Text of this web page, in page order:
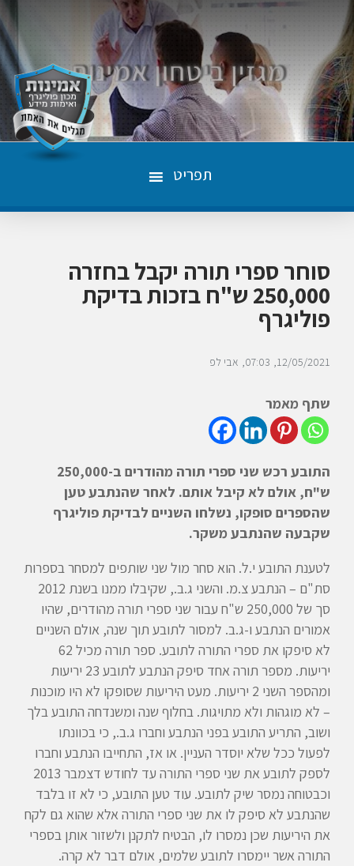
תפריט
סוחר ספרי תורה יקבל בחזרה
250,000 ש"ח בזכות בדיקת
פוליגרף
12/05/2021
07:03 אבי לפ
שתף מאמר
התובע רכש שני ספרי תורה מהודרים ב-250,000
ש"ח, אולם לא קיבל אותם. לאחר שהנתבע טען
שהספרים סופקו, נשלחו השניים לבדיקת פוליגרף
שקבעה שהנתבע משקר.
לטענת התובע י.ל. הוא סחר מול שני שותפים למסחר בספרות
סת"ם – הנתבע צ.מ. והשני ג.ב., שקיבלו ממנו בשנת 2012
סך של 250,000 ש"ח עבור שני ספרי תורה מהודרים, שהיו
אמורים הנתבע ו-ג.ב. למסור לתובע תוך שנה, אולם השניים
לא סיפקו את ספרי התורה לתובע. ספר תורה מכיל 62
יריעות. מספר תורה אחד סיפק הנתבע לתובע 23 יריעות
ומהספר השני 2 יריעות. מעט היריעות שסופקו לא היו מוכנות
– לא מוגהות ולא מתויגות. בחלוף שנה ומשנדחה התובע בלך
ושוב, התריע התובע בפני הנתבע וחברו ג.ב., כי בכוונתו
לפעול ככל שלא יוסדר העניין. או אז, התחייבו הנתבע וחברו
לספק לתובע את שני ספרי התורה עד לחודש דצמבר 2013
וכבטוחה נמסר שיק לתובע. עוד טען התובע, כי לא זו בלבד
שהנתבע לא סיפק לו את שני ספרי התורה אלא שהוא גם לקח
את היריעות שכן נמסרו לו, הבטיח לתקנן ולשזור אותן בספרי
התורה אשר יימסרו לתובע שלמים, אולם דבר לא קרה.